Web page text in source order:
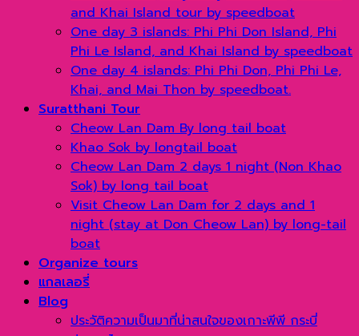
and Khai Island tour by speedboat
One day 3 islands: Phi Phi Don Island, Phi
Phi Le Island, and Khai Island by speedboat
One day 4 islands: Phi Phi Don, Phi Phi Le,
Khai, and Mai Thon by speedboat.
Suratthani Tour
Cheow Lan Dam By long tail boat
Khao Sok by longtail boat
Cheow Lan Dam 2 days 1 night (Non Khao
Sok) by long tail boat
Visit Cheow Lan Dam for 2 days and 1
night (stay at Don Cheow Lan) by long-tail
boat
Organize tours
แกลเลอรี่
Blog
ประวัติความเป็นมาที่น่าสนใจของเกาะพีพี กระบี่